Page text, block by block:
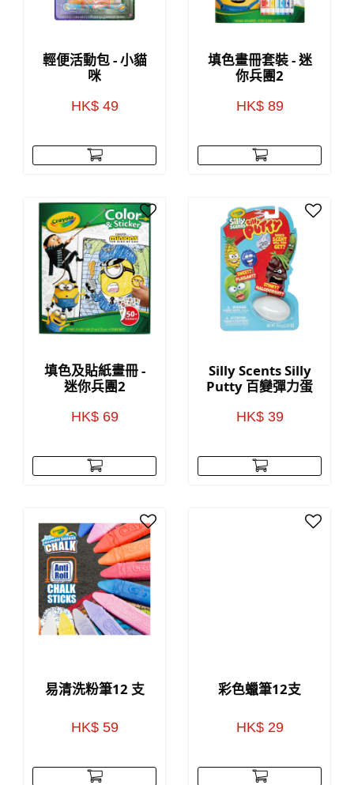
輕便活動包 - 小貓
咪
HK$ 49
填色畫冊套裝 - 迷
你兵團2
HK$ 89
填色及貼紙畫冊 -
迷你兵團2
HK$ 69
Silly Scents Silly
Putty 百變彈力蛋
HK$ 39
易清洗粉筆12 支
HK$ 59
彩色蠟筆12支
HK$ 29